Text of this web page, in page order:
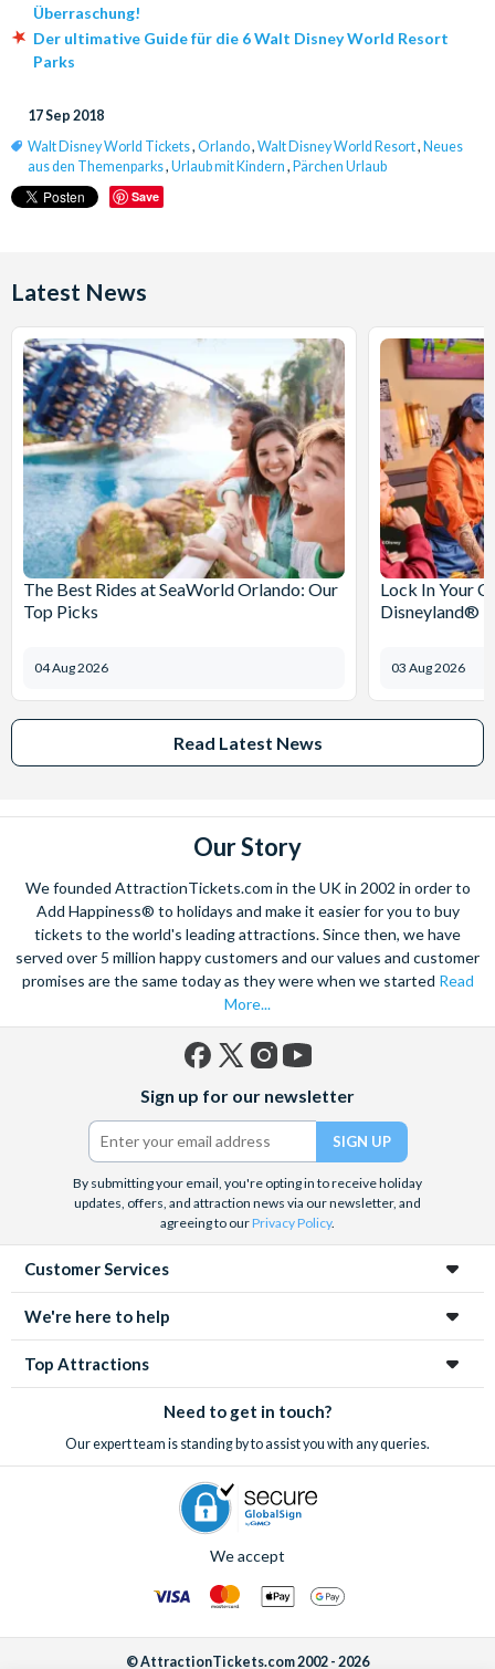
Überraschung!
Der ultimative Guide für die 6 Walt Disney World Resort
Parks
17 Sep 2018
Walt Disney World Tickets, Orlando, Walt Disney World Resort, Neues
aus den Themenparks, Urlaub mit Kindern , Pärchen Urlaub
Save
Latest News
The Best Rides at SeaWorld Orlando: Our
Top Picks
04 Aug 2026
Lock In Your
Disneyland®
03 Aug 2026
Read Latest News
Our Story
We founded AttractionTickets.com in the UK in 2002 in order to
Add Happiness® to holidays and make it easier for you to buy
tickets to the world's leading attractions. Since then, we have
served over 5 million happy customers and our values and customer
promises are the same today as they were when we started Read
More...
(formerly
Twitter)
Sign up for our newsletter
By submitting your email, you're opting in to receive holiday
updates, offers, and attraction news via our newsletter, and
agreeing to ourPrivacy Policy.
Customer Services
We're here to help
Top Attractions
Need to get in touch?
Our expert team is standing by to assist you with any queries.
We accept
© AttractionTickets.com 2002 - 2026